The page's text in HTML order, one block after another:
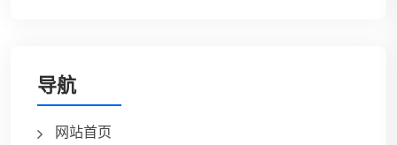
导航
网站首页